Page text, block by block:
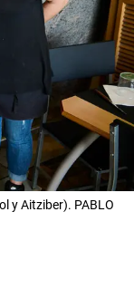
y Aitziber). PABLO